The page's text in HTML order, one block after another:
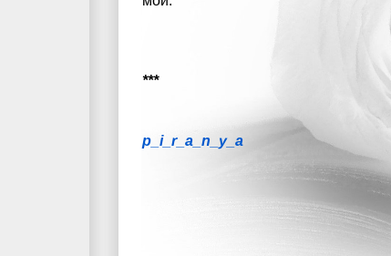
***
p_i_r_a_n_y_a